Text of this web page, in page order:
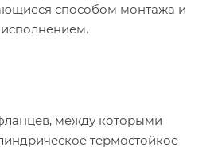
способом монтажа и
между которыми
термостойкое